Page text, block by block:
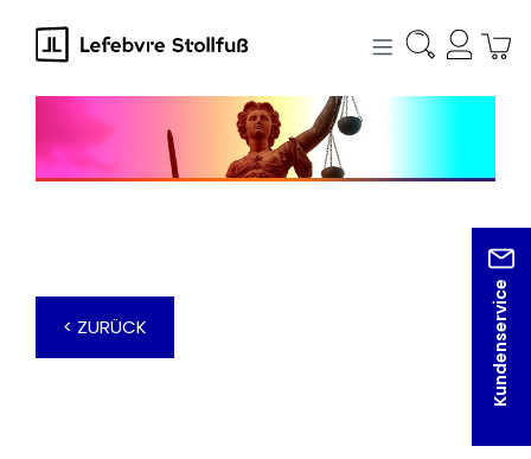
springen
Kundenservice
< ZURÜCK